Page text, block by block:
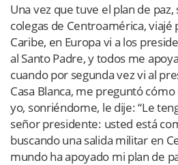
Una vez que tuve el plan de
colegas de Centroamérica, viajé
Caribe, en Europa vi a los
al Santo Padre, y todos me
cuando por segunda vez vi al
Casa Blanca, me preguntó
yo, sonriéndome, le dije: “Le
señor presidente: usted está
buscando una salida militar en
mundo ha apoyado mi plan de